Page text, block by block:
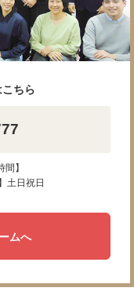
ちら
】
土日祝日
ムへ